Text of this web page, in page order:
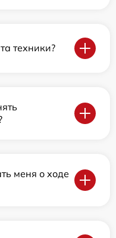
техники?
меня о ходе